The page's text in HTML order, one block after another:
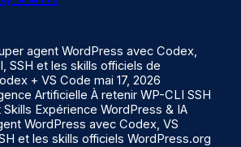
agent WordPress avec Codex,
SSH et les skills officiels de
+ VS Code mai 17, 2026
Artificielle À retenir WP-CLI SSH
Expérience WordPress & IA
WordPress avec Codex, VS
et les skills officiels WordPress.org